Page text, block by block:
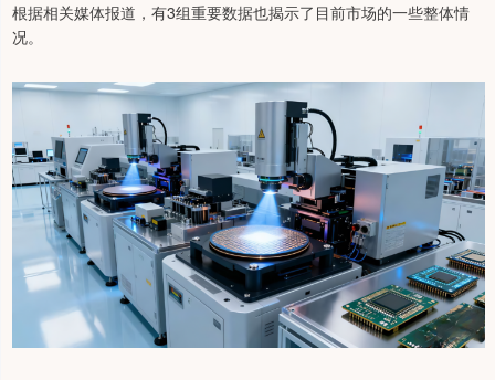
根据相关媒体报道，有3组重要数据也揭示了目前市场的一些整体情
况。